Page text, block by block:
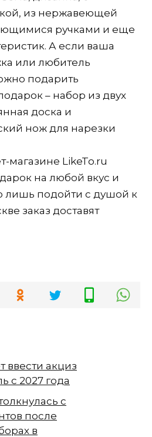
из нержавеющей
ручками и еще
А если ваша
или любитель
подарить
– набор из двух
доска и
нож для нарезки
магазине LikeTo.ru
на любой вкус и
лишь подойти с душой к
заказ доставят
акциз
с 2027 года
с
после
в